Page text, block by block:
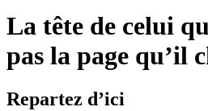
La tête de celui
pas la page qu’il
Repartez d’ici